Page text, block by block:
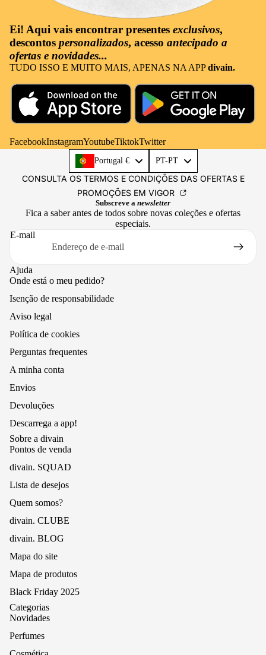
Ei! Aqui vais encontrar presentes exclusivos,
descontos personalizados, acesso antecipado a
ofertas e novidades...
TUDO ISSO E MUITO MAIS, APENAS NA APPdivain.
FacebookInstagramYoutubeTiktokTwitter
Portugal € PT-PT
CONSULTA OS TERMOS E CONDIÇÕES DAS OFERTAS E
PROMOÇÕES EM VIGOR
Subscreve a newsletter
Fica a saber antes de todos sobre novas coleções e ofertas
especiais.
E-mail
Ajuda
Onde está o meu pedido?
Isenção de responsabilidade
Aviso legal
Política de cookies
Perguntas frequentes
A minha conta
Envios
Devoluções
Descarrega a app!
Sobre a divain
Pontos de venda
divain. SQUAD
Lista de desejos
Quem somos?
divain. CLUBE
divain. BLOG
Mapa do site
Mapa de produtos
Black Friday 2025
Categorias
Novidades
Perfumes